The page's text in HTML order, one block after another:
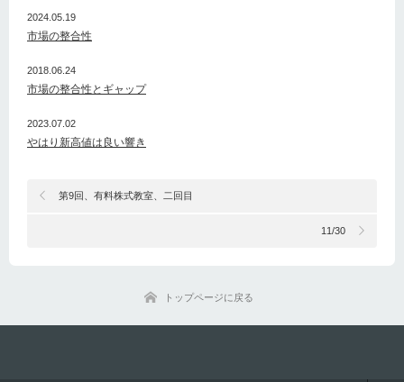
2024.05.19
市場の整合性
2018.06.24
市場の整合性とギャップ
2023.07.02
やはり新高値は良い響き
第9回、有料株式教室、二回目
11/30
トップページに戻る